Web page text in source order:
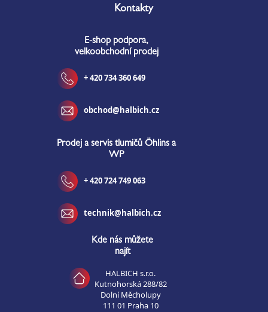
Kontakty
E-shop podpora,
velkoobchodní prodej
+ 420 734 360 649
obchod@halbich.cz
Prodej a servis tlumičů Öhlins a
WP
+ 420 724 749 063
technik@halbich.cz
Kde nás můžete
najít
HALBICH s.r.o.
Kutnohorská 288/82
Dolní Měcholupy
111 01 Praha 10